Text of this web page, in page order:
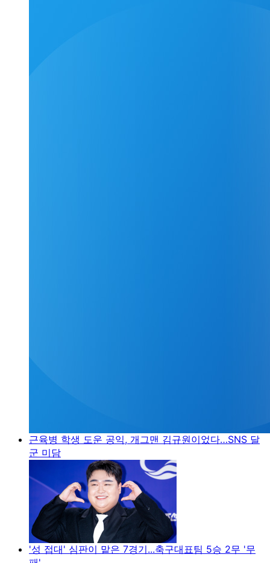
근육병 학생 도운 공익, 개그맨 김규원이었다…SNS 달
군 미담
'성 접대' 심판이 맡은 7경기...축구대표팀 5승 2무 '무